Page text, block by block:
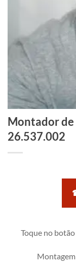
Montador de
26.537.002
Toque no